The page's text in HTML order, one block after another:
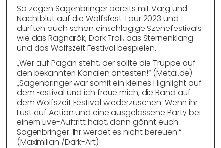
So zogen Sagenbringer bereits mit Varg und
Nachtblut auf die Wolfsfest Tour 2023 und
durften auch schon einschlägige Szenefestivals
wie das Ragnarök, Dark Troll, das Sternenklang
und das Wolfszeit Festival bespielen.
„Wer auf Pagan steht, der sollte die Truppe auf
den bekannten Kanälen antesten!“ (Metal.de)
„Sagenbringer war somit ein kleines Highlight auf
dem Festival und ich freue mich, die Band auf
dem Wolfszeit Festival wiederzusehen. Wenn ihr
Lust auf Action und eine ausgelassene Party bei
einem Live-Auftritt habt, dann gönnt euch
Sagenbringer. Ihr werdet es nicht bereuen.“
(Maximilian /Dark-Art)